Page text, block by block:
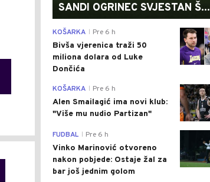
SANDI OGRINEC SVJESTAN Š...
KOŠARKA Pre 6 h
Bivša vjerenica traži 50
miliona dolara od Luke
Dončića
KOŠARKA Pre 6 h
Alen Smailagić ima novi klub:
"Više mu nudio Partizan"
FUDBAL Pre 6 h
Vinko Marinović otvoreno
nakon pobjede: Ostaje žal za
bar još jednim golom